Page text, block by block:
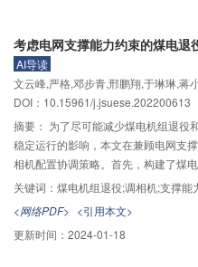
改进，将新能源机组附加电力品质价
统算例分析验证了所提模型和计算方
品质价格后出清可以实现高品质新能
量，减少系统平衡成本，降低市场平
获得额外收益，且新能源采取策略报
表明：所提模式有利于新能源品质提
的固定成本回收问题提供解决方案，
系统提供容量保障。
考虑电网支撑能力约束的煤电退
AI导读
文云峰,严格,邓步青,邢鹏翔,于琳琳,蒋
DOI：10.15961/j.jsuese.202200613
摘要： 为了尽可能减少煤电机组退役
稳定运行的影响，本文在兼顾电网支
相机配置协调策略。首先，构建了煤
并综合考虑机组役龄、污染物排放量
组的退役优先级顺序。进而，基于预
率偏差约束得到煤电机组可退役的最
然后，提出了基于二分法的同步调相
容量和选址进行决策，通过在煤电退
关键词： 煤电机组退役;调相机;支撑能
<网络PDF> <引用本文>
更新时间： 2024-01-18